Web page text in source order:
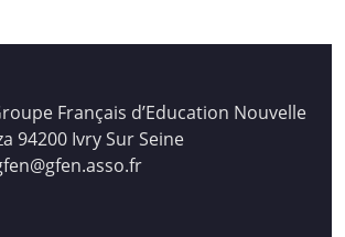
Français d’Education Nouvelle
94200 Ivry Sur Seine